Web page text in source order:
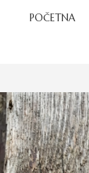
POČETNA